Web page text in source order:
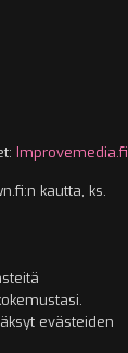
Improvemedia.fi
kautta, ks.
evästeiden